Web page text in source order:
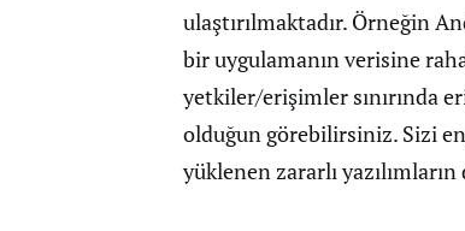
ulaştırılmaktadır. Örneğin
bir uygulamanın verisine
yetkiler/erişimler sınırında
olduğun görebilirsiniz. Sizi
yüklenen zararlı